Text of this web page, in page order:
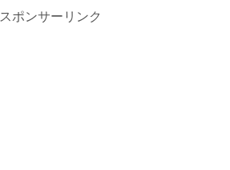
スポンサーリンク